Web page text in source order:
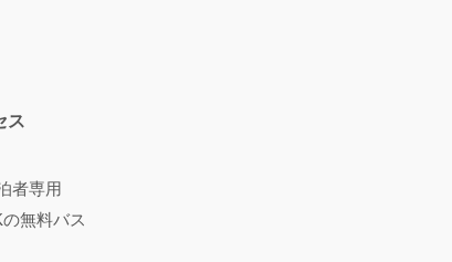
ス
者専用
無料バス